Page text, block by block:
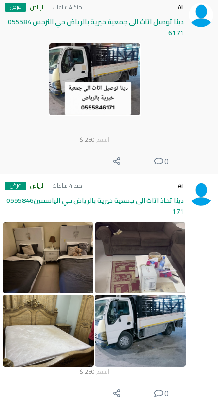
Ail منذ 4 ساعات الرياض عرض
دينا توصيل اثاث الى جمعية خيرية بالرياض حي النرجس 055584
6171
السعر 250
$
0
Ail منذ 4 ساعات الرياض عرض
دينا تخاذ اثاث الى جمعية خيرية بالرياض حي الياسمين0555846
171
السعر 250
$
0